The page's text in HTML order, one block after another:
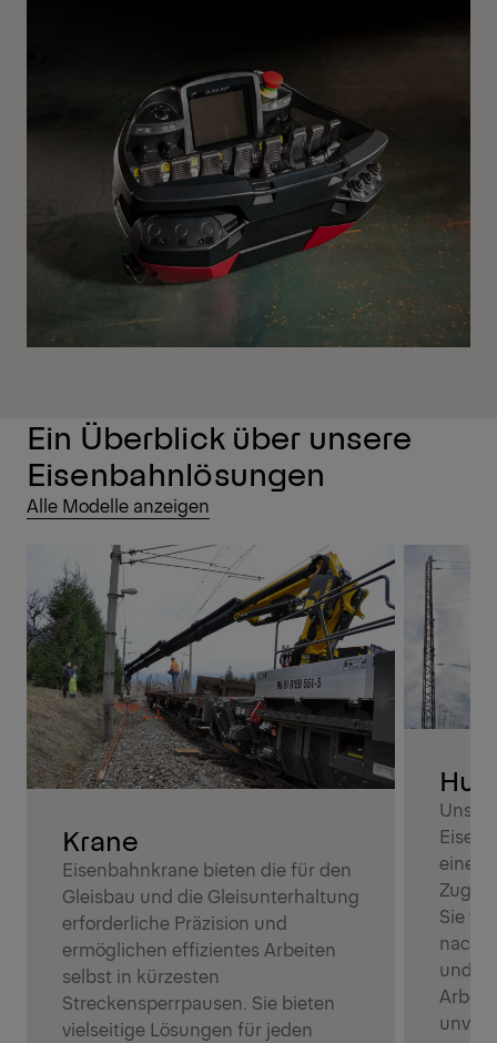
Ein Überblick über unsere
Eisenbahnlösungen
Alle Modelle anzeigen
Krane
Eisenbahnkrane bieten die für den
Gleisbau und die Gleisunterhaltung
erforderliche Präzision und
ermöglichen effizientes Arbeiten
selbst in kürzesten
Streckensperrpausen. Sie bieten
vielseitige Lösungen für jeden
einen
Sie
und